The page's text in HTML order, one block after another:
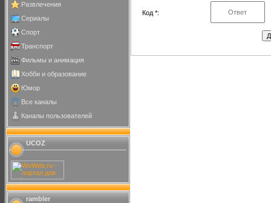
Развлечения
Сериалы
Спорт
Транспорт
Фильмы и анимация
Хобби и образование
Юмор
Все каналы
Каналы пользователей
UCOZ
rambler
Код *: